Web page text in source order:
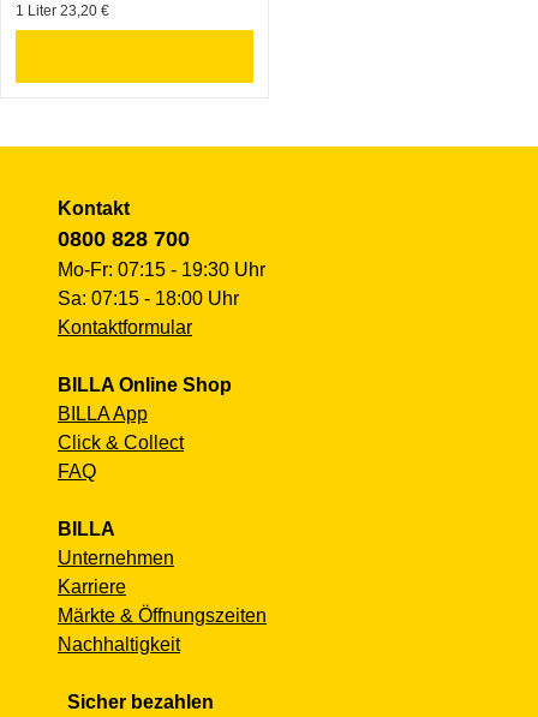
1 Liter 23,20 €
Kontakt
0800 828 700
Mo-Fr: 07:15 - 19:30 Uhr
Sa: 07:15 - 18:00 Uhr
Kontaktformular
BILLA Online Shop
BILLA App
Click & Collect
FAQ
BILLA
Unternehmen
Karriere
Märkte & Öffnungszeiten
Nachhaltigkeit
Sicher bezahlen